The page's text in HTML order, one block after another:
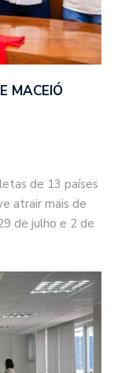
MACEIÓ
de 13 países
atrair mais de
de julho e 2 de